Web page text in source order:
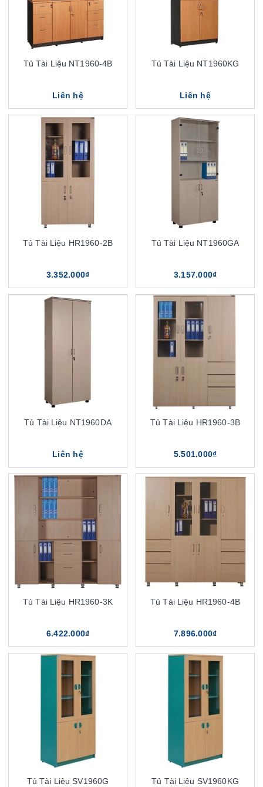
Tủ Tài Liệu NT1960-4B
Liên hệ
Tủ Tài Liệu NT1960KG
Liên hệ
Tủ Tài Liệu HR1960-2B
3.352.000₫
Tủ Tài Liệu NT1960GA
3.157.000₫
Tủ Tài Liệu NT1960DA
Liên hệ
Tủ Tài Liệu HR1960-3B
5.501.000₫
Tủ Tài Liệu HR1960-3K
6.422.000₫
Tủ Tài Liệu HR1960-4B
7.896.000₫
Tủ Tài Liệu SV1960G Tủ Tài Liệu SV1960KG